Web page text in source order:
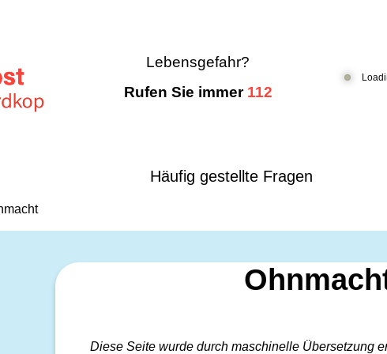
Lebensgefahr?
Rufen Sie immer 112
Häufig gestellte Fragen
Diese Seite wurde durch maschinelle Übersetzung